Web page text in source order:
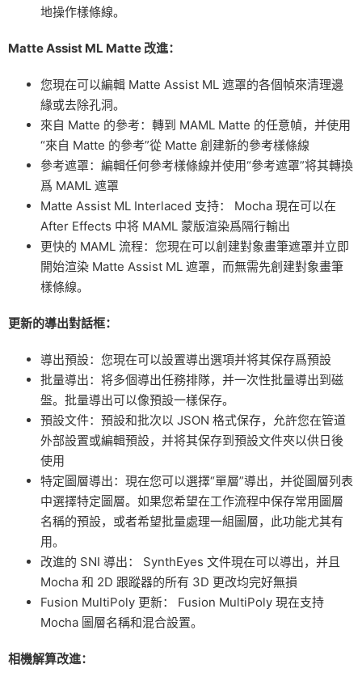
地操作樣條線。
Matte Assist ML Matte 改進：
您現在可以編輯 Matte Assist ML 遮罩的各個幀來清理邊
緣或去除孔洞。
來自 Matte 的參考：轉到 MAML Matte 的任意幀，并使用
“來自 Matte 的參考”從 Matte 創建新的參考樣條線
參考遮罩：編輯任何參考樣條線并使用“參考遮罩”将其轉換
爲 MAML 遮罩
Matte Assist ML Interlaced 支持： Mocha 現在可以在
After Effects 中将 MAML 蒙版渲染爲隔行輸出
更快的 MAML 流程：您現在可以創建對象畫筆遮罩并立即
開始渲染 Matte Assist ML 遮罩，而無需先創建對象畫筆
樣條線。
更新的導出對話框：
導出預設：您現在可以設置導出選項并将其保存爲預設
批量導出：将多個導出任務排隊，并一次性批量導出到磁
盤。批量導出可以像預設一樣保存。
預設文件：預設和批次以 JSON 格式保存，允許您在管道
外部設置或編輯預設，并将其保存到預設文件夾以供日後
使用
特定圖層導出：現在您可以選擇“單層”導出，并從圖層列表
中選擇特定圖層。如果您希望在工作流程中保存常用圖層
名稱的預設，或者希望批量處理一組圖層，此功能尤其有
用。
改進的 SNI 導出： SynthEyes 文件現在可以導出，并且
Mocha 和 2D 跟蹤器的所有 3D 更改均完好無損
Fusion MultiPoly 更新： Fusion MultiPoly 現在支持
Mocha 圖層名稱和混合設置。
相機解算改進：